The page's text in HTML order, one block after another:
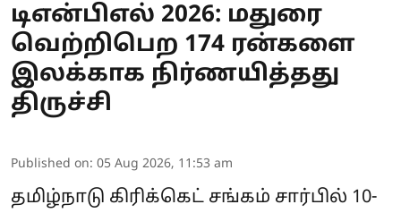
டிஎன்பிஎல் 2026: மதுரை
வெற்றிபெற 174 ரன்களை
இலக்காக நிர்ணயித்தது
திருச்சி
Published on: 05 Aug 2026, 11:53 am
தமிழ்நாடு கிரிக்கெட் சங்கம் சார்பில் 10-